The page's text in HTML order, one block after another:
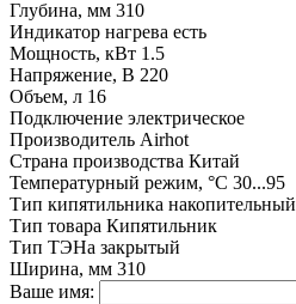
Глубина, мм 310
Индикатор нагрева есть
Мощность, кВт 1.5
Напряжение, В 220
Объем, л 16
Подключение электрическое
Производитель Airhot
Страна производства Китай
Температурный режим, °С 30...95
Тип кипятильника накопительный
Тип товара Кипятильник
Тип ТЭНа закрытый
Ширина, мм 310
Ваше имя: